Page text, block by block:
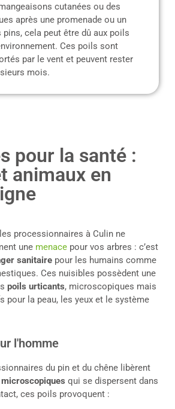
cutanées ou des
après une promenade ou un
pins, cela peut être dû aux poils
Ces poils sont
par le vent et peuvent rester
mois.
pour la santé :
animaux en
processionnaires à Culin ne
une menace pour vos arbres : c’est
sanitaire pour les humains comme
Ces nuisibles possèdent une
poils urticants, microscopiques mais
pour la peau, les yeux et le système
l'homme
du pin et du chêne libèrent
qui se dispersent dans
ces poils provoquent :